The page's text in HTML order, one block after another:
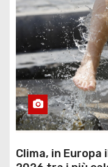
Clima, in